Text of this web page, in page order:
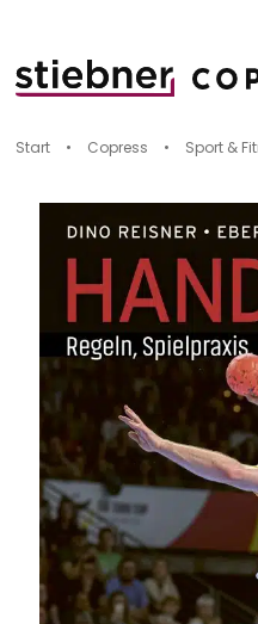
Alle Bücher
Neue Bücher
Kreativ mit Garn
Nähen und Fashion
Zeichnen, Gestalten &
Kulinarik & Genuss
Abenteuer & Outdoor
Bavarica & Karikaturen
Start • Copress • Sport &